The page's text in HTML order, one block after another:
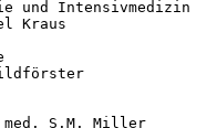
und Intensivmedizin
Kraus
S.M. Miller